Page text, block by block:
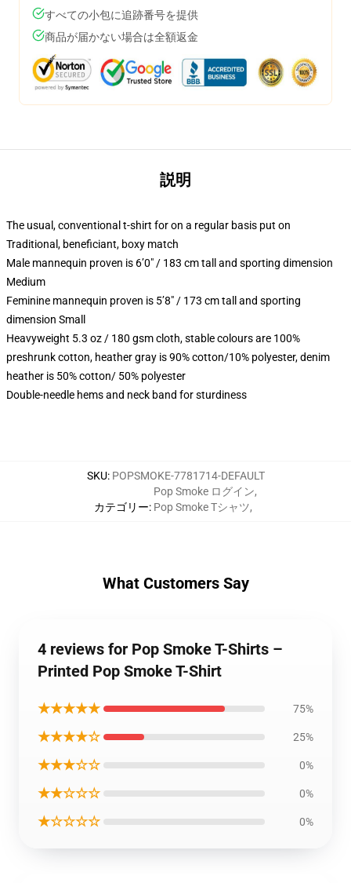
すべての小包に追跡番号を提供
商品が届かない場合は全額返金
説明
The usual, conventional t-shirt for on a regular basis put on
Traditional, beneficiant, boxy match
Male mannequin proven is 6’0″ / 183 cm tall and sporting dimension
Medium
Feminine mannequin proven is 5’8″ / 173 cm tall and sporting
dimension Small
Heavyweight 5.3 oz / 180 gsm cloth, stable colours are 100%
preshrunk cotton, heather gray is 90% cotton/10% polyester, denim
heather is 50% cotton/ 50% polyester
Double-needle hems and neck band for sturdiness
SKU: POPSMOKE-7781714-DEFAULT
カテゴリー:
Pop Smoke ログイン,
Pop Smoke Tシャツ,
What Customers Say
4 reviews for Pop Smoke T-Shirts –
Printed Pop Smoke T-Shirt
★★★★★ 75%
★★★★☆ 25%
★★★☆☆ 0%
★★☆☆☆ 0%
★☆☆☆☆ 0%